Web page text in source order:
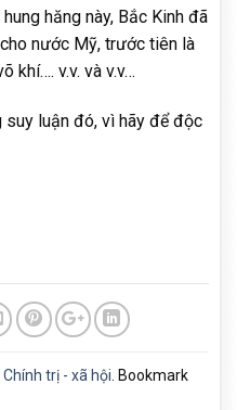
hăng này, Bắc Kinh đã
nước Mỹ, trước tiên là
khí…. v.v. và v.v…
suy luận đó, vì hãy để độc
Chính trị - xã hội. Bookmark